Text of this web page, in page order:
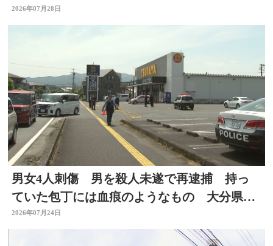
を観測
2026年07月28日
男女4人刺傷 男を殺人未遂で再逮捕 持っ
ていた包丁には血痕のようなもの 大分県佐
伯市
2026年07月24日